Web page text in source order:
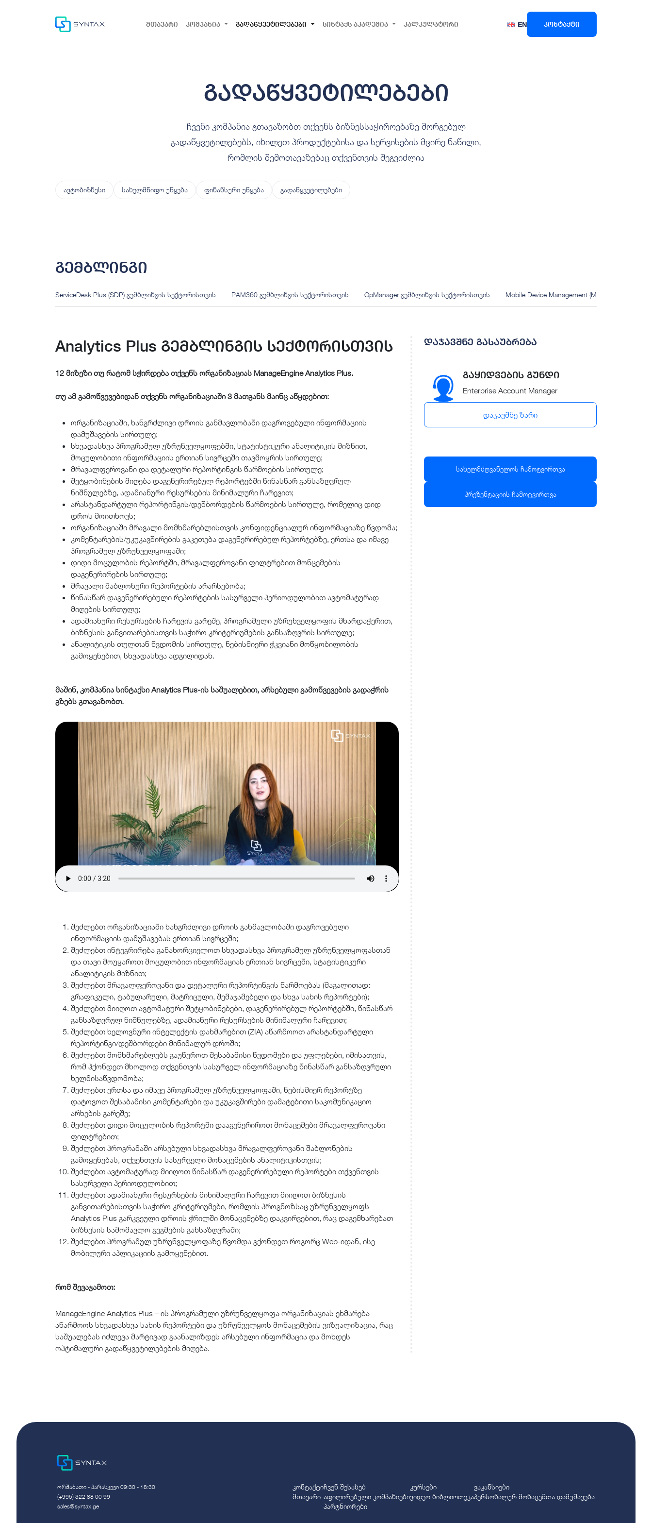
მთავარი კომპანია გადაწყვეტილებები სინტაქს აკადემია კალკულატორი EN კონტაქტი
გადაწყვეტილებები
ჩვენი კომპანია გთავაზობთ თქვენს ბიზნესსაჭიროებაზე მორგებულ
გადაწყვეტილებებს, იხილეთ პროდუქტებისა და სერვისების მცირე ნაწილი,
რომლის შემოთავაზებაც თქვენთვის შეგვიძლია
ავტობიზნესი სახელმწიფო უწყება ფინანსური უწყება გადაწყვეტილებები
გემბლინგი
ServiceDesk Plus (SDP) გემბლინგის სექტორისთვის PAM360 გემბლინგის სექტორისთვის OpManager გემბლინგის სექტორისთვის Mobile Device Management (MDM)
Analytics Plus გემბლინგის სექტორისთვის
12 მიზეზი თუ რატომ სჭირდება თქვენს ორგანიზაციას ManageEngine Analytics Plus.
თუ ამ გამოწვევებიდან თქვენს ორგანიზაციაში 3 მათგანს მაინც აწყდებით:
ორგანიზაციაში, ხანგრძლივი დროის განმავლობაში დაგროვებული ინფორმაციის
დამუშავების სირთულე;
სხვადასხვა პროგრამულ უზრუნველყოფებში, სტატისტიკური ანალიტიკის მიზნით,
მოცულობითი ინფორმაციის ერთიან სივრცეში თავმოყრის სირთულე;
მრავალფეროვანი და დეტალური რეპორტინგის წარმოების სირთულე;
შეტყობინების მიღება დაგენერირებულ რეპორტებში წინასწარ განსაზღვრულ
ნიშნულებზე, ადამიანური რესურსების მინიმალური ჩარევით;
არასტანდარტული რეპორტინგის/დეშბორდების წარმოების სირთულე, რომელიც დიდ
დროს მოითხოვს;
ორგანიზაციაში მრავალი მომხმარებლისთვის კონფიდენციალურ ინფორმაციაზე წვდომა;
კომენტარების/უკუკავშირების გაკეთება დაგენერირებულ რეპორტებზე, ერთსა და იმავე
პროგრამულ უზრუნველყოფაში;
დიდი მოცულობის რეპორტში, მრავალფეროვანი ფილტრებით მონცემების
დაგენერირების სირთულე;
მრავალი შაბლონური რეპორტების არარსებობა;
წინასწარ დაგენერირებული რეპორტების სასურველი პერიოდულობით ავტომატურად
მიღების სირთულე;
ადამიანური რესურსების ჩარევის გარეშე, პროგრამული უზრუნველყოფის მხარდაჭერით,
ბიზნესის განვითარებისთვის საჭირო კრიტერიუმების განსაზღვრის სირთულე;
ანალიტიკის თულთან წვდომის სირთულე, ნებისმიერი ჭკვიანი მოწყობილობის
გამოყენებით, სხვადასხვა ადგილიდან.
მაშინ, კომპანია სინტაქსი Analytics Plus-ის საშუალებით, არსებული გამოწვევების გადაჭრის
გზებს გთავაზობთ.
შეძლებთ ორგანიზაციაში ხანგრძლივი დროის განმავლობაში დაგროვებული
ინფორმაციის დამუშავებას ერთიან სივრცეში;
შეძლებთ ინტეგრირება განახორციელოთ სხვადასხვა პროგრამულ უზრუნველყოფასთან
და თავი მოუყაროთ მოცულობით ინფორმაციას ერთიან სივრცეში, სტატისტიკური
ანალიტიკის მიზნით;
შეძლებთ მრავალფეროვანი და დეტალური რეპორტინგის წარმოებას (მაგალითად:
გრაფიკული, ტაბულარული, მატრიცული, შემაჯამებელი და სხვა სახის რეპორტები);
შეძლებთ მიიღოთ ავტომატური შეტყობინებები, დაგენერირებულ რეპორტებში, წინასწარ
განსაზღვრულ ნიშნულებზე, ადამიანური რესურსების მინიმალური ჩარევით;
შეძლებთ ხელოვნური ინტელექტის დახმარებით (ZIA) აწარმოოთ არასტანდარტული
რეპორტინგი/დეშბორდები მინიმალურ დროში;
შეძლებთ მომხმარებლებს გაუწეროთ შესაბამისი წვდომები და უფლებები, იმისათვის,
რომ ჰქონდეთ მხოლოდ თქვენთვის სასურველ ინფორმაციაზე წინასწარ განსაზღვრული
ხელმისაწვდომობა;
შეძლებთ ერთსა და იმავე პროგრამულ უზრუნველყოფაში, ნებისმიერ რეპორტზე
დატოვოთ შესაბამისი კომენტარები და უკუკავშირები დამატებითი საკომუნიკაციო
არხების გარეშე;
შეძლებთ დიდი მოცულობის რეპორტში დააგენერიროთ მონაცემები მრავალფეროვანი
ფილტრებით;
შეძლებთ პროგრამაში არსებული სხვადასხვა მრავალფეროვანი შაბლონების
გამოყენებას, თქვენთვის სასურველი მონაცემების ანალიტიკისთვის;
შეძლებთ ავტომატურად მიიღოთ წინასწარ დაგენერირებული რეპორტები თქვენთვის
სასურველი პერიოდულობით;
შეძლებთ ადამიანური რესურსების მინიმალური ჩარევით მიიღოთ ბიზნესის
განვითარებისთვის საჭირო კრიტერიუმები, რომლის პროგნოზსაც უზრუნველყოფს
Analytics Plus გარკვეული დროის ჭრილში მონაცემებზე დაკვირვებით, რაც დაგემხარებათ
ბიზნესის სამომავლო გეგმების განსაზღვრაში;
შეძლებთ პროგრამულ უზრუნველყოფაზე წვომდა გქონდეთ როგორც Web-იდან, ისე
მობილური აპლიკაციის გამოყენებით.
რომ შევაჯამოთ:
ManageEngine Analytics Plus – ის პროგრამული უზრუნველყოფა ორგანიზაციას ეხმარება
აწარმოოს სხვადასხვა სახის რეპორტები და უზრუნველყოს მონაცემების ვიზუალიზაცია, რაც
საშუალებას იძლევა მარტივად გაანალიზდეს არსებული ინფორმაცია და მოხდეს
ოპტიმალური გადაწყვეტილებების მიღება.
დაჯავშნე გასაუბრება
გაყიდვების გუნდი
Enterprise Account Manager
დაჯავშნე ზარი
სახელმძღვანელოს ჩამოტვირთვა
პრეზენტაციის ჩამოტვირთვა
ორშაბათი - პარასკევი 09:30 - 18:30
(+995) 322 88 00 99
sales@syntax.ge
კონტაქტი
მთავარი
ჩვენ შესახებ
აფილირებული კომპანიები
პარტნიორები
კურსები
ვიდეო ბიბლიოთეკა
ვაკანსიები
პერსონალურ მონაცემთა დამუშავება